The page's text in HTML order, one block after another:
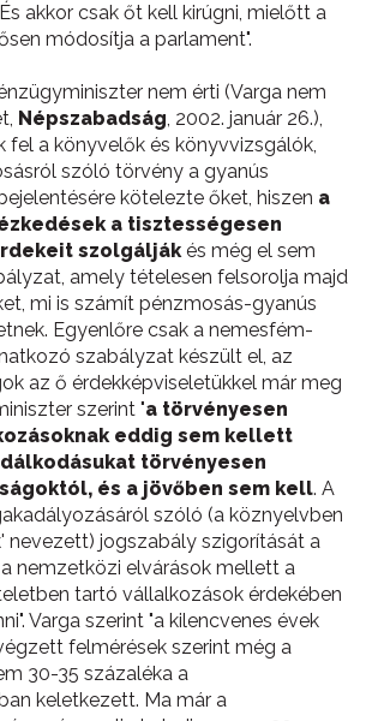
akkor csak őt kell kirúgni, mielőtt a
módosítja a parlament".
nem érti (Varga nem
Népszabadság, 2002. január 26.),
fel a könyvelők és könyvvizsgálók,
szóló törvény a gyanús
kötelezte őket, hiszen a
a tisztességesen
szolgáljákés még el sem
amely tételesen felsorolja majd
mi is számít pénzmosás-gyanús
Egyenlőre csak a nemesfém-
szabályzat készült el, az
az ő érdekképviseletükkel már meg
szerint "a törvényesen
eddig sem kellett
törvényesen
és a jövőben sem kell. A
szóló (a köznyelvben
nevezett) jogszabály szigorítását a
nemzetközi elvárások mellett a
tartó vállalkozások érdekében
Varga szerint "a kilencvenes évek
felmérések szerint még a
30-35 százaléka a
keletkezett. Ma már a